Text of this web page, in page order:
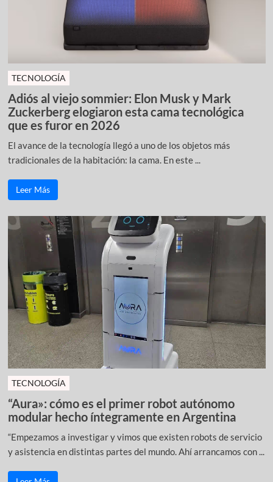
TECNOLOGÍA
Adiós al viejo sommier: Elon Musk y Mark
Zuckerberg elogiaron esta cama tecnológica
que es furor en 2026
El avance de la tecnología llegó a uno de los objetos más
tradicionales de la habitación: la cama. En este ...
Leer Más
TECNOLOGÍA
“Aura»: cómo es el primer robot autónomo
modular hecho íntegramente en Argentina
“Empezamos a investigar y vimos que existen robots de servicio
y asistencia en distintas partes del mundo. Ahí arrancamos con ...